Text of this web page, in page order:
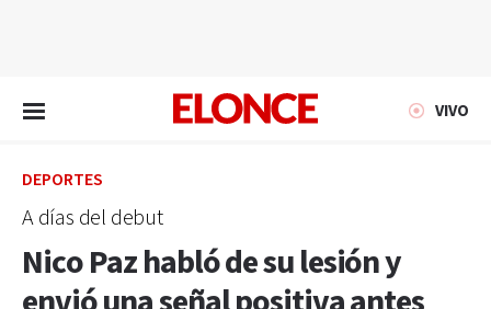
VIVO
DEPORTES
A días del debut
Nico Paz habló de su lesión y